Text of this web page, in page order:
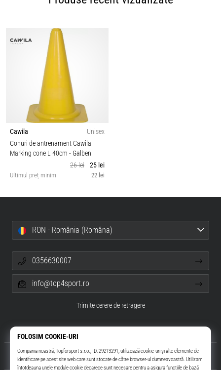
Cawila
Unisex
Conuri de antrenament Cawila
Marking cone L 40cm - Galben
26 lei
25 lei
Ultimul preț minim 22 lei
Despre noi
RON - România (Româna)
0356630007
info@top4sport.ro
Trimite cerere de retragere